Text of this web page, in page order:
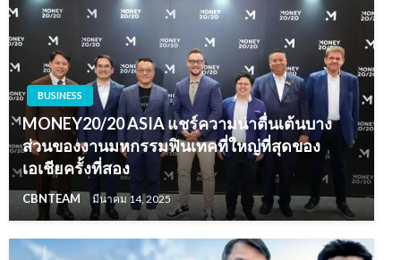
BUSINESS
MONEY20/20 ASIA แชร์ความน่าตื่นเต้นบาง
ส่วนของงานมหกรรมฟินเทคที่ใหญ่ที่สุดของ
เอเชียครั้งที่สอง
CBNTEAM มีนาคม 14, 2025